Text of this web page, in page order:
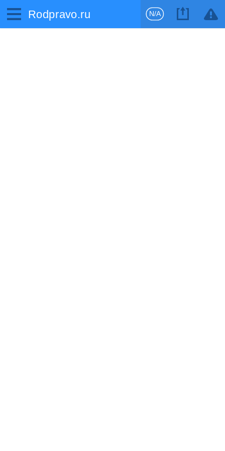
Rodpravo.ru N/A